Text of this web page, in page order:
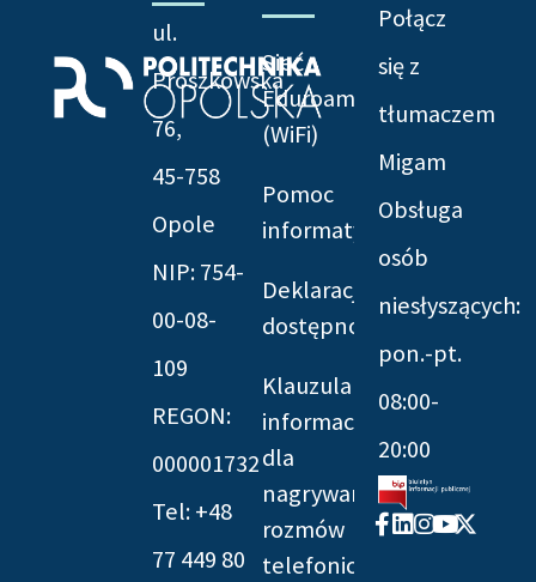
ul.
Prószkowska
76,
45-758
Opole
NIP: 754-
00-08-
109
REGON:
000001732
Tel: +48
77 449 80
Sieć
Eduroam
(WiFi)
Pomoc
informatyczna
Deklaracja
dostępności
Klauzula
informacyjna
dla
nagrywania
rozmów
telefonicznych
Połącz
się z
tłumaczem
Migam
Obsługa
osób
niesłyszących:
pon.-pt.
08:00-
20:00
Facebook-
f
Linkedin
Instagram
Youtube
X-